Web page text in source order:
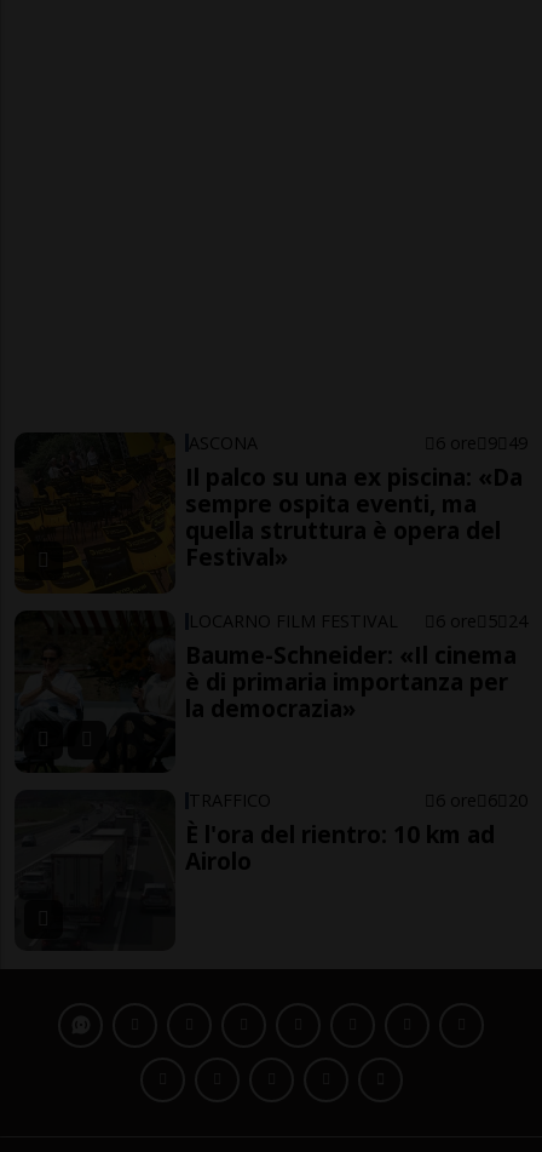
ASCONA 6 ore 9 49
Il palco su una ex piscina: «Da
sempre ospita eventi, ma
quella struttura è opera del
Festival»
LOCARNO FILM FESTIVAL 6 ore 5 24
Baume-Schneider: «Il cinema
è di primaria importanza per
la democrazia»
TRAFFICO 6 ore 6 20
È l'ora del rientro: 10 km ad
Airolo